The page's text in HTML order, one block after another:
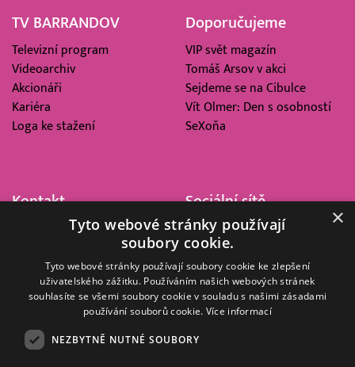
TV BARRANDOV
Televizní program
Videoarchiv
Akcionáři
Kariéra
Loga ke stažení
Doporučujeme
VIP svět magazín
Tomáš Arsov v akci
Sejdeme se na Cibulce
Vít Olmer: Den s osobností
SeXoňa
Kontakt
Barrandov Televizní Studio,
Kříženeckého nám. 322
152 00 Praha 5
IČ 416 93 311
Sociální sítě
×
Tyto webové stránky používají
soubory cookie.
Tyto webové stránky používají soubory cookie ke zlepšení
uživatelského zážitku. Používáním našich webových stránek
souhlasíte se všemi soubory cookie v souladu s našimi zásadami
používání souborů cookie. Více informací
NEZBYTNĚ NUTNÉ SOUBORY